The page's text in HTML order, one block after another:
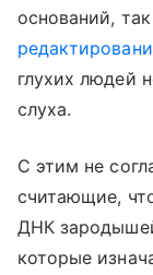
оснований,
глухих людей
слуха.
С этим не
считающие,
ДНК
которые